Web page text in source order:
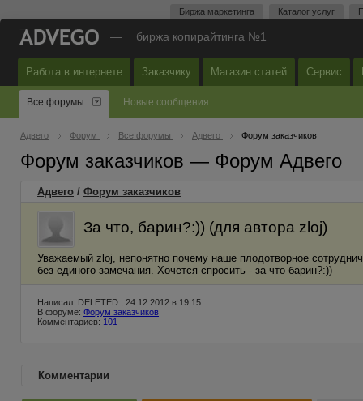
Биржа маркетинга Каталог услуг
— биржа копирайтинга №1
Работа в интернете Заказчику Магазин статей Сервис
Все форумы Новые сообщения
Адвего Форум Все форумы Адвего Форум заказчиков
Форум заказчиков — Форум Адвего
Адвего / Форум заказчиков
За что, барин?:)) (для автора zloj)
Уважаемый zloj, непонятно почему наше плодотворное
без единого замечания. Хочется спросить - за что барин?:))
Написал: DELETED , 24.12.2012 в 19:15
В форуме: Форум заказчиков
Комментариев: 101
Комментарии